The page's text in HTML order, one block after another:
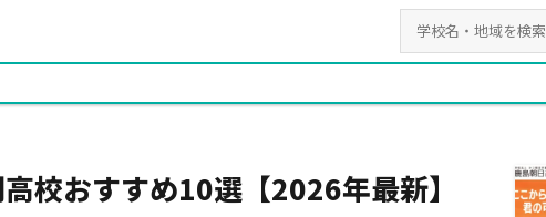
校おすすめ10選【2026年最新】